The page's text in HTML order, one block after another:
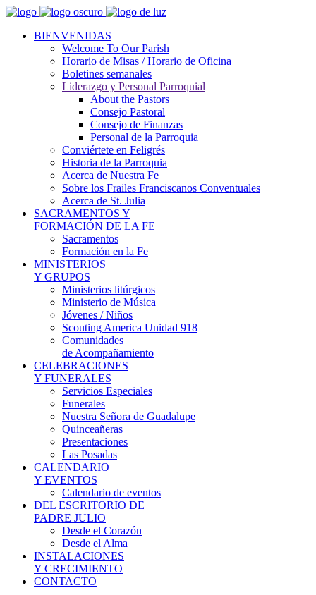
BIENVENIDAS
Welcome To Our Parish
Horario de Misas / Horario de Oficina
Boletines semanales
Liderazgo y Personal Parroquial
About the Pastors
Consejo Pastoral
Consejo de Finanzas
Personal de la Parroquia
Conviértete en Feligrés
Historia de la Parroquia
Acerca de Nuestra Fe
Sobre los Frailes Franciscanos Conventuales
Acerca de St. Julia
SACRAMENTOS Y
FORMACIÓN DE LA FE
Sacramentos
Formación en la Fe
MINISTERIOS
Y GRUPOS
Ministerios litúrgicos
Ministerio de Música
Jóvenes / Niños
Scouting America Unidad 918
Comunidades
de Acompañamiento
CELEBRACIONES
Y FUNERALES
Servicios Especiales
Funerales
Nuestra Señora de Guadalupe
Quinceañeras
Presentaciones
Las Posadas
CALENDARIO
Y EVENTOS
Calendario de eventos
DEL ESCRITORIO DE
PADRE JULIO
Desde el Corazón
Desde el Alma
INSTALACIONES
Y CRECIMIENTO
CONTACTO